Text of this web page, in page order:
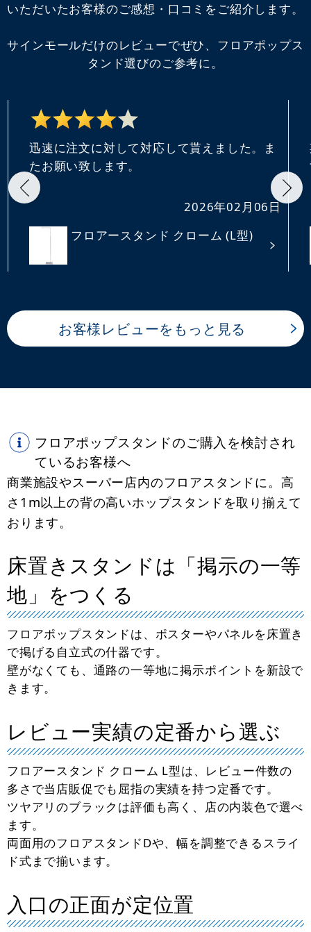
いただいたお客様のご感想・口コミをご紹介します。
サインモールだけのレビューでぜひ、フロアポップス
タンド選びのご参考に。
迅速に注文に対して対応して貰えました。ま
たお願い致します。
2026年02月06日
フロアースタンド クローム (L型)
お客様レビューをもっと見る
フロアポップスタンドのご購入を検討され
ているお客様へ
商業施設やスーパー店内のフロアスタンドに。高
さ1m以上の背の高いホップスタンドを取り揃えて
おります。
床置きスタンドは「掲示の一等
地」をつくる
フロアポップスタンドは、ポスターやパネルを床置き
で掲げる自立式の什器です。
壁がなくても、通路の一等地に掲示ポイントを新設で
きます。
レビュー実績の定番から選ぶ
フロアースタンド クローム L型は、レビュー件数の
多さで当店販促でも屈指の実績を持つ定番です。
ツヤアリのブラックは評価も高く、店の内装色で選べ
ます。
両面用のフロアスタンドDや、幅を調整できるスライ
ド式まで揃います。
入口の正面が定位置